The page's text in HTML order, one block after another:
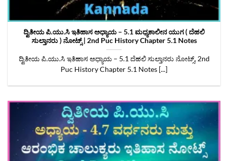
ದ್ವಿತೀಯ ಪಿ.ಯು.ಸಿ ಇತಿಹಾಸ ಅಧ್ಯಾಯ – 5.1 ಮಧ್ಯಕಾಲೀನ ಯುಗ ( ದೆಹಲಿ
ಸುಲ್ತಾನರು ) ನೋಟ್ಸ್‌ | 2nd Puc History Chapter 5.1 Notes
ದ್ವಿತೀಯ ಪಿ.ಯು.ಸಿ ಇತಿಹಾಸ ಅಧ್ಯಾಯ – 5.1 ದೆಹಲಿ ಸುಲ್ತಾನರು ನೋಟ್ಸ್‌, 2nd
Puc History Chapter 5.1 Notes [...]